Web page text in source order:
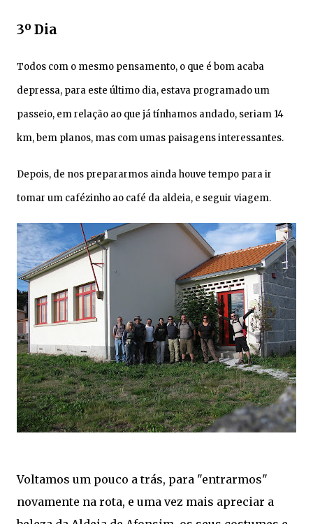
3º Dia
Todos com o mesmo pensamento, o que é bom acaba
depressa, para este último dia, estava programado um
passeio, em relação ao que já tínhamos andado, seriam 14
km, bem planos, mas com umas paisagens interessantes.
Depois, de nos prepararmos ainda houve tempo para ir
tomar um cafézinho ao café da aldeia, e seguir viagem.
Voltamos um pouco a trás, para "entrarmos"
novamente na rota, e uma vez mais apreciar a